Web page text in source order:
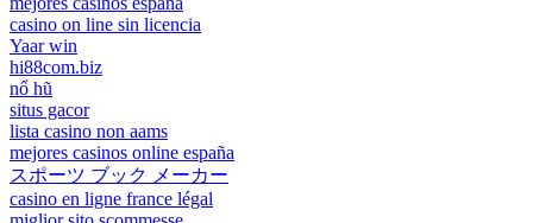
casino on line sin licencia
Yaar win
hi88com.biz
nổ hũ
situs gacor
lista casino non aams
mejores casinos online españa
スポーツ ブック メーカー
casino en ligne france légal